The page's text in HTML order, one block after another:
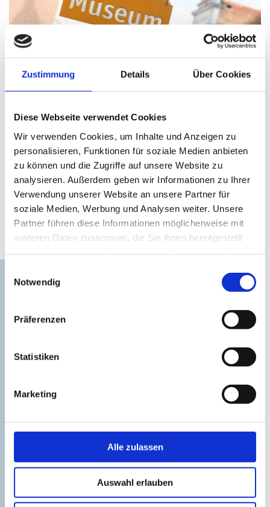
Zustimmung Details Über Cookies
Diese Webseite verwendet Cookies
Wir verwenden Cookies, um Inhalte und Anzeigen zu
personalisieren, Funktionen für soziale Medien anbieten
zu können und die Zugriffe auf unsere Website zu
analysieren. Außerdem geben wir Informationen zu Ihrer
Verwendung unserer Website an unsere Partner für
soziale Medien, Werbung und Analysen weiter. Unsere
Partner führen diese Informationen möglicherweise mit
weiteren Daten zusammen, die Sie ihnen bereitgestellt
Notwendig
Präferenzen
Statistiken
Marketing
Alle zulassen
Auswahl erlauben
zurück
1/3
Interessantes
in der Umgebung